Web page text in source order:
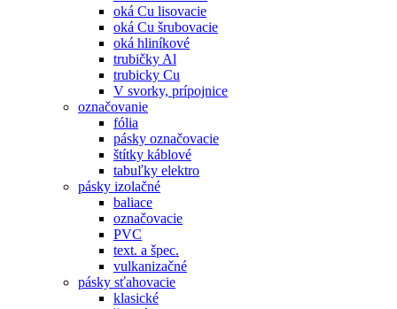
oká Cu lisovacie
oká Cu šrubovacie
oká hliníkové
trubičky Al
trubicky Cu
V svorky, prípojnice
označovanie
fólia
pásky označovacie
štítky káblové
tabuľky elektro
pásky izolačné
baliace
označovacie
PVC
text. a špec.
vulkanizačné
pásky sťahovacie
klasické